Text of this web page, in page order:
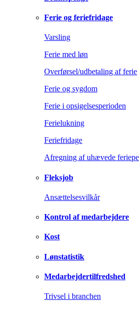
Ferie og feriefridage
Varsling
Ferie med løn
Overførsel/udbetaling af ferie
Ferie og sygdom
Ferie i opsigelsesperioden
Ferielukning
Feriefridage
Afregning af uhævede
Fleksjob
Ansættelsesvilkår
Kontrol af medarbejdere
Kost
Lønstatistik
Medarbejdertilfredshed
Trivsel i branchen